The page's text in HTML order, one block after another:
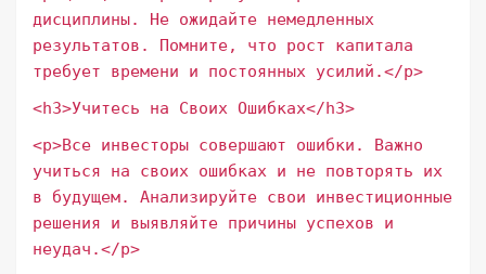
дисциплины. Не ожидайте немедленных
результатов. Помните, что рост капитала
требует времени и постоянных усилий.</p>
<h3>Учитесь на Своих Ошибках</h3>
<p>Все инвесторы совершают ошибки. Важно
учиться на своих ошибках и не повторять их
в будущем. Анализируйте свои инвестиционные
решения и выявляйте причины успехов и
неудач.</p>